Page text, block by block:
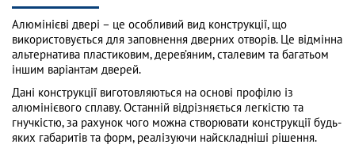
Алюмінієві двері – це особливий вид конструкції, що
використовується для заповнення дверних отворів. Це відмінна
альтернатива пластиковим, дерев’яним, сталевим та багатьом
іншим варіантам дверей.
Дані конструкції виготовляються на основі профілю із
алюмінієвого сплаву. Останній відрізняється легкістю та
гнучкістю, за рахунок чого можна створювати конструкції будь-
яких габаритів та форм, реалізуючи найскладніші рішення.